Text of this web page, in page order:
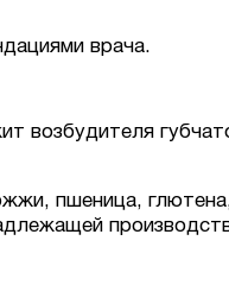
врача.
возбудителя
пшеница,